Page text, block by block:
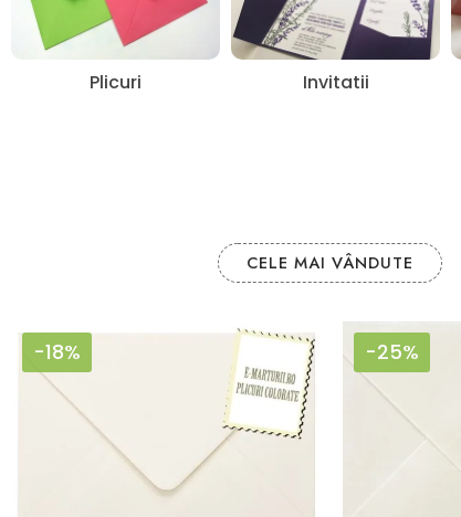
Plicuri Invitatii
CELE MAI VÂNDUTE
-18% -25%